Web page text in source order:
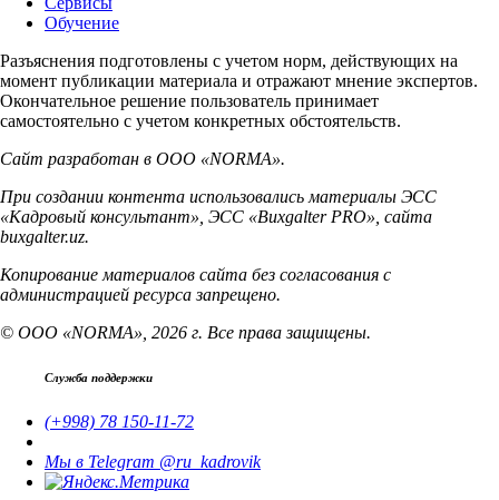
Обучение
Разъяснения подготовлены с учетом норм, действующих на
момент публикации материала и отражают мнение экспертов.
Окончательное решение пользователь принимает
самостоятельно с учетом конкретных обстоятельств.
Сайт разработан в ООО «NORMA».
При создании контента использовались материалы ЭСС
«Кадровый консультант», ЭСС «Buxgalter PRO», сайта
buxgalter.uz.
Копирование материалов сайта без согласования с
администрацией ресурса запрещено.
© ООО «NORMA», 2026 г. Все права защищены.
Служба поддержки
(+998) 78 150-11-72
Мы в Telegram @ru_kadrovik